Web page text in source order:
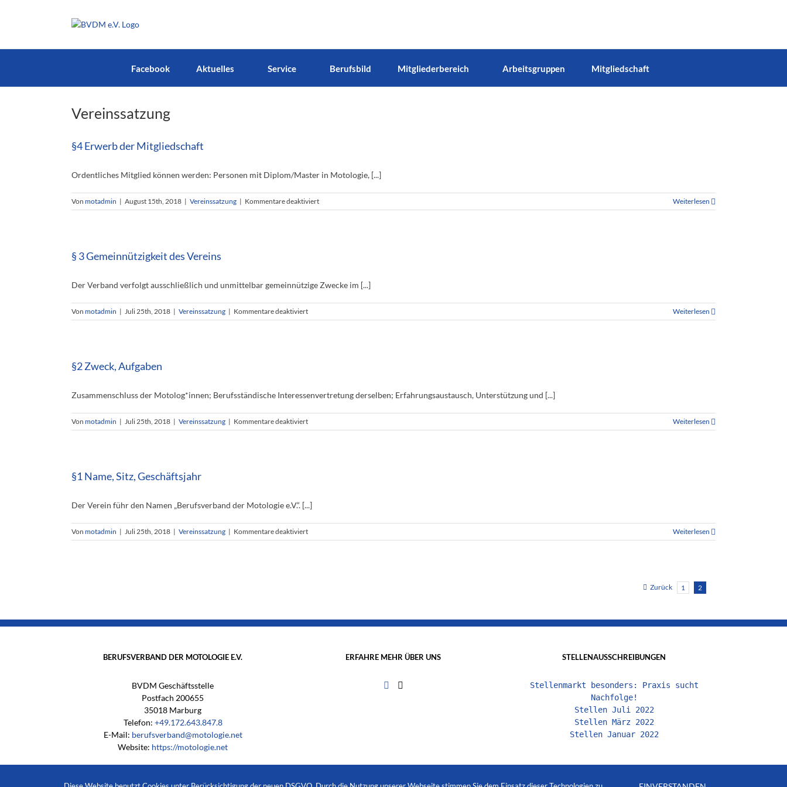
Facebook Aktuelles Service Berufsbild Mitgliederbereich Arbeitsgruppen Mitgliedschaft
Vereinssatzung
§4 Erwerb der Mitgliedschaft
Ordentliches Mitglied können werden: Personen mit Diplom/Master in Motologie, [...]
Von motadmin | August 15th, 2018 | Vereinssatzung | Kommentare deaktiviertfür
§4
Weiterlesen
§ 3 Gemeinnützigkeit des Vereins
Der Verband verfolgt ausschließlich und unmittelbar gemeinnützige Zwecke im [...]
Von motadmin | Juli 25th, 2018 | Vereinssatzung | Kommentare deaktiviertfür
§
Weiterlesen
§2 Zweck, Aufgaben
Zusammenschluss der Motolog*innen; Berufsständische Interessenvertretung derselben; Erfahrungsaustausch, Unterstützung und [...]
Von motadmin | Juli 25th, 2018 | Vereinssatzung | Kommentare deaktiviertfür
§2
Weiterlesen
§1 Name, Sitz, Geschäftsjahr
Der Verein führ den Namen „Berufsverband der Motologie e.V.“. [...]
Von motadmin | Juli 25th, 2018 | Vereinssatzung | Kommentare deaktiviertfür
§1
Weiterlesen
Zurück 1 2
BERUFSVERBAND DER MOTOLOGIE E.V.
BVDM Geschäftsstelle
Postfach 200655
35018 Marburg
Telefon: +49.172.643.847.8
E-Mail: berufsverband@motologie.net
Website: https://motologie.net
ERFAHRE MEHR ÜBER UNS STELLENAUSSCHREIBUNGEN
Stellenmarkt besonders: Praxis sucht
Nachfolge!
Stellen Juli 2022
Stellen März 2022
Stellen Januar 2022